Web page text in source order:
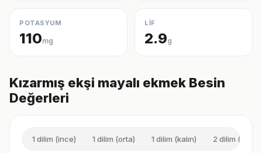
POTASYUM
110mg
LİF
2.9g
Kızarmış ekşi mayalı ekmek Besin
Değerleri
1 dilim (ince) 1 dilim (orta) 1 dilim (kalın) 2 dilim (orta)